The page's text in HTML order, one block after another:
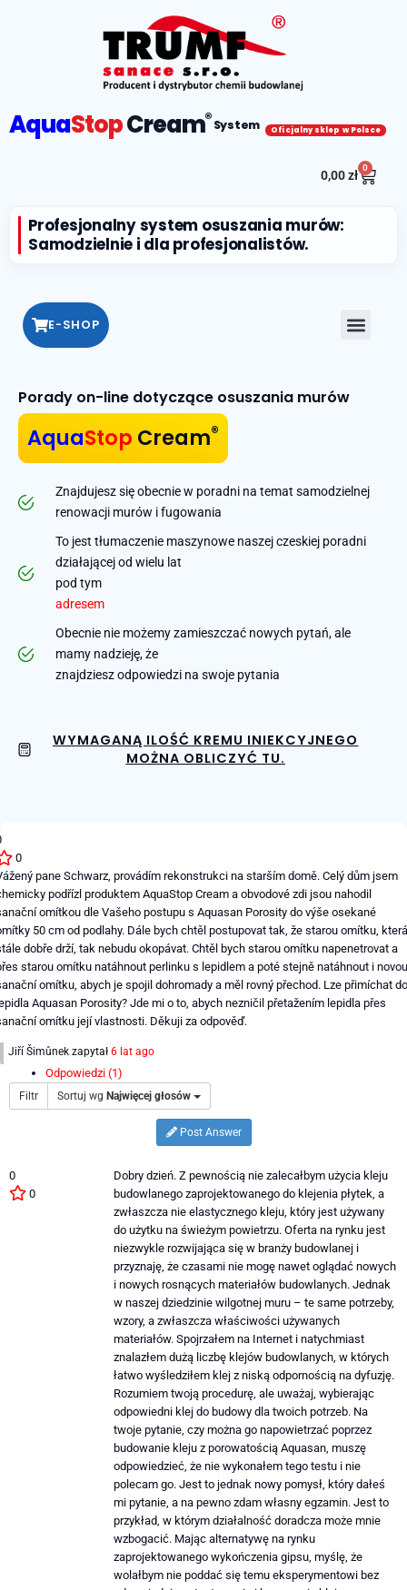
AquaStopCream®System Oficjalny sklep w Polsce
0,00zł
0
Profesjonalny system osuszania murów:
Samodzielnie i dla profesjonalistów.
E-SHOP
Porady on-line dotyczące osuszania murów
AquaStop Cream®
Znajdujesz się obecnie w poradni na temat samodzielnej
renowacji murów i fugowania
To jest tłumaczenie maszynowe naszej czeskiej poradni
działającej od wielu lat
pod tym
adresem
Obecnie nie możemy zamieszczać nowych pytań, ale
mamy nadzieję, że
znajdziesz odpowiedzi na swoje pytania
WYMAGANĄ ILOŚĆ KREMU INIEKCYJNEGO
MOŻNA OBLICZYĆ TU.
0
pane Schwarz, provádím rekonstrukci na starším domě. Celý dům jsem
podřízl produktem AquaStop Cream a obvodové zdi jsou nahodil
omítkou dle Vašeho postupu s Aquasan Porosity do výše osekané
50 cm od podlahy. Dále bych chtěl postupovat tak, že starou omítku, která
dobře drží, tak nebudu okopávat. Chtěl bych starou omítku napenetrovat a
starou omítku natáhnout perlinku s lepidlem a poté stejně natáhnout i novou
omítku, abych je spojil dohromady a měl rovný přechod. Lze přimíchat do
Aquasan Porosity? Jde mi o to, abych nezničil přetažením lepidla přes
omítku její vlastnosti. Děkuji za odpověď.
Jiří Šimůnek zapytał 6 lat ago
Odpowiedzi (1)
Filtr Sortuj wg Najwięcej głosów
Post Answer
0
0
Dobry dzień. Z pewnością nie zalecałbym użycia kleju
budowlanego zaprojektowanego do klejenia płytek, a
zwłaszcza nie elastycznego kleju, który jest używany
do użytku na świeżym powietrzu. Oferta na rynku jest
niezwykle rozwijająca się w branży budowlanej i
przyznaję, że czasami nie mogę nawet oglądać nowych
i nowych rosnących materiałów budowlanych. Jednak
w naszej dziedzinie wilgotnej muru – te same potrzeby,
wzory, a zwłaszcza właściwości używanych
materiałów. Spojrzałem na Internet i natychmiast
znalazłem dużą liczbę klejów budowlanych, w których
łatwo wyśledziłem klej z niską odpornością na dyfuzję.
Rozumiem twoją procedurę, ale uważaj, wybierając
odpowiedni klej do budowy dla twoich potrzeb. Na
twoje pytanie, czy można go napowietrzać poprzez
budowanie kleju z porowatością Aquasan, muszę
odpowiedzieć, że nie wykonałem tego testu i nie
polecam go. Jest to jednak nowy pomysł, który dałeś
mi pytanie, a na pewno zdam własny egzamin. Jest to
przykład, w którym działalność doradcza może mnie
wzbogacić. Mając alternatywę na rynku
zaprojektowanego wykończenia gipsu, myślę, że
wolałbym nie poddać się temu eksperymentowi bez